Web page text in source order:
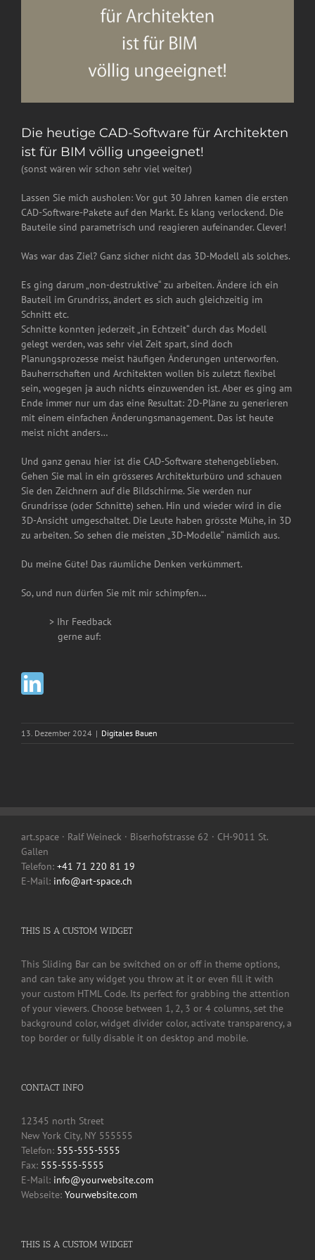
Die heutige CAD-Software für Architekten
ist für BIM völlig ungeeignet!
(sonst wären wir schon sehr viel weiter)
Lassen Sie mich ausholen: Vor gut 30 Jahren kamen die ersten
CAD-Software-Pakete auf den Markt. Es klang verlockend. Die
Bauteile sind parametrisch und reagieren aufeinander. Clever!
Was war das Ziel? Ganz sicher nicht das 3D-Modell als solches.
Es ging darum „non-destruktive“ zu arbeiten. Ändere ich ein
Bauteil im Grundriss, ändert es sich auch gleichzeitig im
Schnitt etc.
Schnitte konnten jederzeit „in Echtzeit“ durch das Modell
gelegt werden, was sehr viel Zeit spart, sind doch
Planungsprozesse meist häufigen Änderungen unterworfen.
Bauherrschaften und Architekten wollen bis zuletzt flexibel
sein, wogegen ja auch nichts einzuwenden ist. Aber es ging am
Ende immer nur um das eine Resultat: 2D-Pläne zu generieren
mit einem einfachen Änderungsmanagement. Das ist heute
meist nicht anders…
Und ganz genau hier ist die CAD-Software stehengeblieben.
Gehen Sie mal in ein grösseres Architekturbüro und schauen
Sie den Zeichnern auf die Bildschirme. Sie werden nur
Grundrisse (oder Schnitte) sehen. Hin und wieder wird in die
3D-Ansicht umgeschaltet. Die Leute haben grösste Mühe, in 3D
zu arbeiten. So sehen die meisten „3D-Modelle“ nämlich aus.
Du meine Güte! Das räumliche Denken verkümmert.
So, und nun dürfen Sie mit mir schimpfen…
> Ihr Feedback
gerne auf:
13. Dezember 2024 | Digitales Bauen
art.space · Ralf Weineck · Biserhofstrasse 62 · CH-9011 St.
Gallen
Telefon: +41 71 220 81 19
E-Mail: info@art-space.ch
THIS IS A CUSTOM WIDGET
This Sliding Bar can be switched on or off in theme options,
and can take any widget you throw at it or even fill it with
your custom HTML Code. Its perfect for grabbing the attention
of your viewers. Choose between 1, 2, 3 or 4 columns, set the
background color, widget divider color, activate transparency, a
top border or fully disable it on desktop and mobile.
CONTACT INFO
12345 north Street
New York City, NY 555555
Telefon: 555-555-5555
Fax: 555-555-5555
E-Mail: info@yourwebsite.com
Webseite: Yourwebsite.com
THIS IS A CUSTOM WIDGET